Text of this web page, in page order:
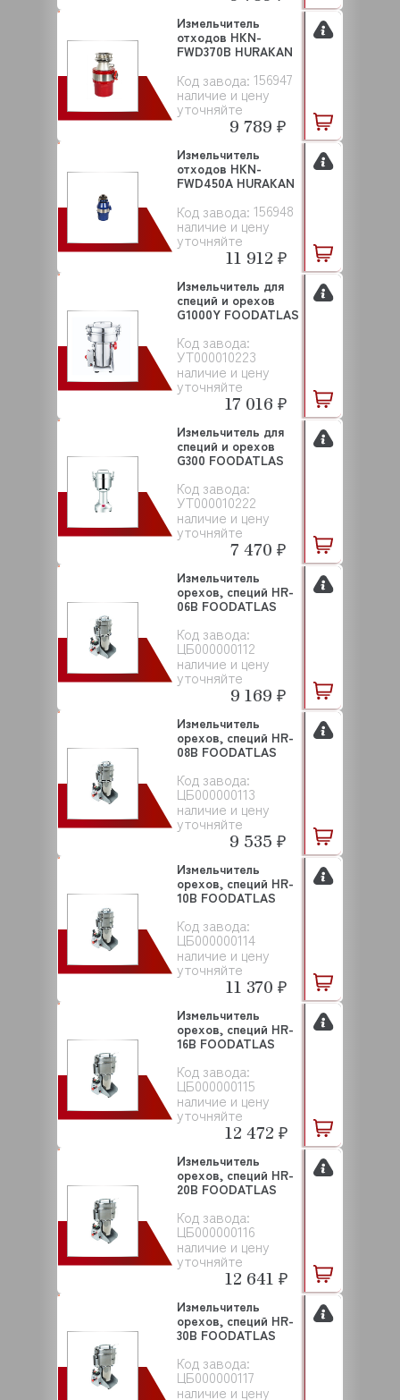
Код завода: 156947
наличие и цену
уточняйте
Измельчитель
отходов HKN-
FWD370B HURAKAN
9 789 ₽
Код завода: 156948
наличие и цену
уточняйте
Измельчитель
отходов HKN-
FWD450A HURAKAN
11 912 ₽
Код завода:
УТ000010223
наличие и цену
уточняйте
Измельчитель для
специй и орехов
G1000Y FOODATLAS
17 016 ₽
Код завода:
УТ000010222
наличие и цену
уточняйте
Измельчитель для
специй и орехов
G300 FOODATLAS
7 470 ₽
Код завода:
ЦБ000000112
наличие и цену
уточняйте
Измельчитель
орехов, специй HR-
06В FOODATLAS
9 169 ₽
Код завода:
ЦБ000000113
наличие и цену
уточняйте
Измельчитель
орехов, специй HR-
08В FOODATLAS
9 535 ₽
Код завода:
ЦБ000000114
наличие и цену
уточняйте
Измельчитель
орехов, специй HR-
10В FOODATLAS
11 370 ₽
Код завода:
ЦБ000000115
наличие и цену
уточняйте
Измельчитель
орехов, специй HR-
16В FOODATLAS
12 472 ₽
Код завода:
ЦБ000000116
наличие и цену
уточняйте
Измельчитель
орехов, специй HR-
20В FOODATLAS
12 641 ₽
Код завода:
ЦБ000000117
наличие и цену
Измельчитель
орехов, специй HR-
30В FOODATLAS